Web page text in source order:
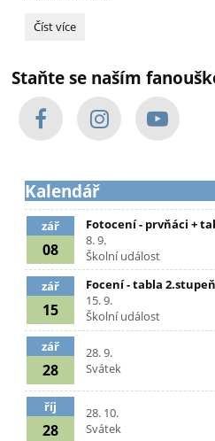
Čtvrťáci
zvířaty
v
Krkonoších:
Číst více
Staňte se naším
Kalendář
zář
08
Fotocení - prvňáci +
8. 9.
Školní událost
zář
15
Focení - tabla 2.stupeň
15. 9.
Školní událost
zář
28
28. 9.
Svátek
říj
28
28. 10.
Svátek